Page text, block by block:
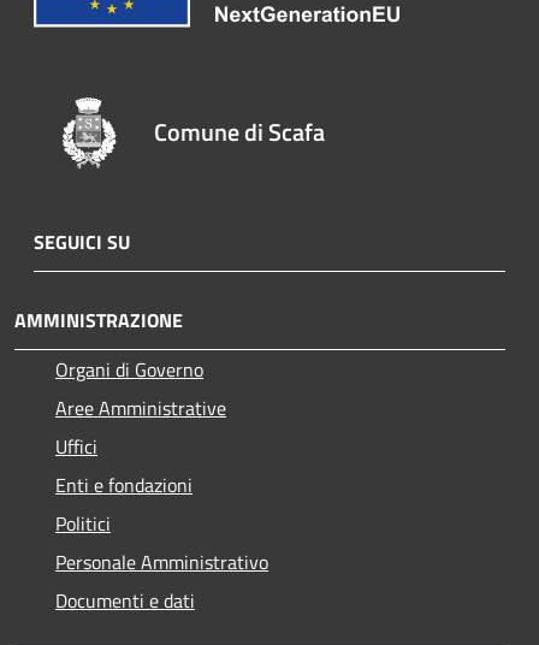
Comune di Scafa
SEGUICI SU
AMMINISTRAZIONE
Organi di Governo
Aree Amministrative
Uffici
Enti e fondazioni
Politici
Personale Amministrativo
Documenti e dati